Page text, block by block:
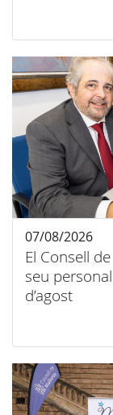
El Consell
seu
d’agost
07/08/2026